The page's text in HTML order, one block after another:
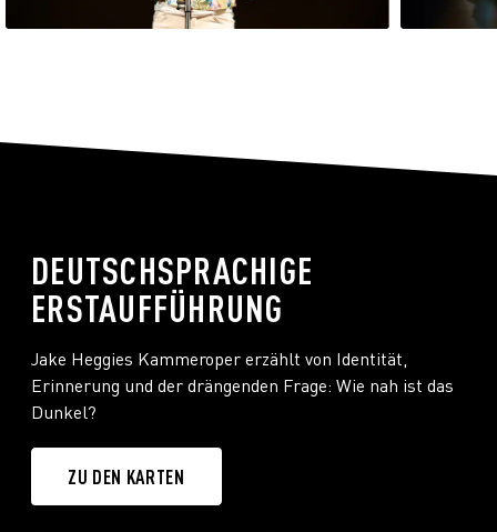
DEUTSCHSPRACHIGE
ERSTAUFFÜHRUNG
Jake Heggies Kammeroper erzählt von Identität,
Erinnerung und der drängenden Frage: Wie nah ist das
Dunkel?
ZU DEN KARTEN